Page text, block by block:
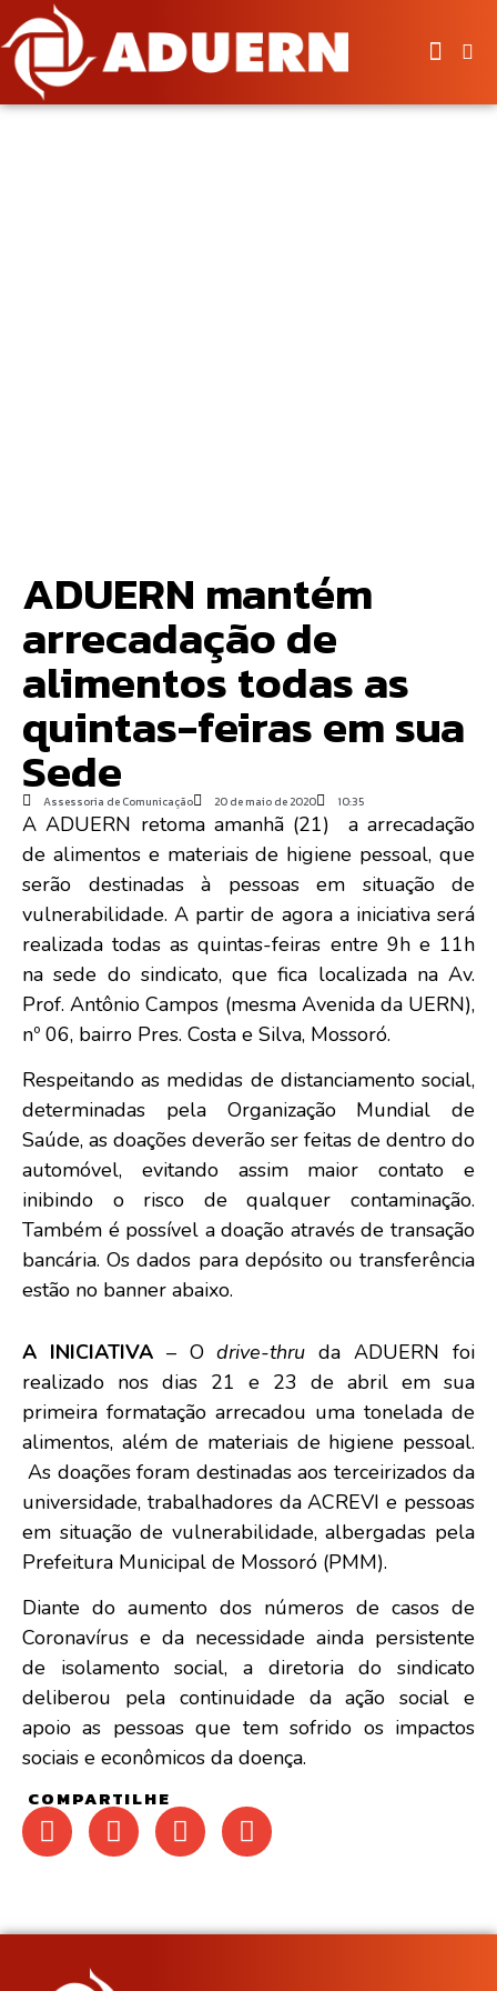
ADUERN mantém
arrecadação de
alimentos todas as
quintas-feiras em sua
Sede
Assessoria de Comunicação 20 de maio de 2020 10:35
A ADUERN retoma amanhã (21) a arrecadação
de alimentos e materiais de higiene pessoal, que
serão destinadas à pessoas em situação de
vulnerabilidade. A partir de agora a iniciativa será
realizada todas as quintas-feiras entre 9h e 11h
na sede do sindicato, que fica localizada na Av.
Prof. Antônio Campos (mesma Avenida da UERN),
nº 06, bairro Pres. Costa e Silva, Mossoró.
Respeitando as medidas de distanciamento social,
determinadas pela Organização Mundial de
Saúde, as doações deverão ser feitas de dentro do
automóvel, evitando assim maior contato e
inibindo o risco de qualquer contaminação.
Também é possível a doação através de transação
bancária. Os dados para depósito ou transferência
estão no banner abaixo.
A INICIATIVA– Odrive-thru da ADUERN foi
realizado nos dias 21 e 23 de abril em sua
primeira formatação arrecadou uma tonelada de
alimentos, além de materiais de higiene pessoal.
As doações foram destinadas aos terceirizados da
universidade, trabalhadores da ACREVI e pessoas
em situação de vulnerabilidade, albergadas pela
Prefeitura Municipal de Mossoró (PMM).
Diante do aumento dos números de casos de
Coronavírus e da necessidade ainda persistente
de isolamento social, a diretoria do sindicato
deliberou pela continuidade da ação social e
apoio as pessoas que tem sofrido os impactos
sociais e econômicos da doença.
COMPARTILHE